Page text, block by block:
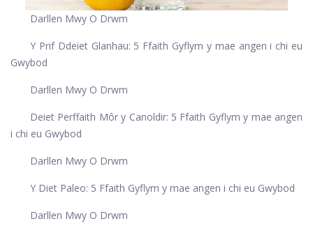
Darllen Mwy O Drwm
Y Prif Ddeiet Glanhau: 5 Ffaith Gyflym y mae angen i chi eu
Gwybod
Darllen Mwy O Drwm
Deiet Perffaith Môr y Canoldir: 5 Ffaith Gyflym y mae angen
i chi eu Gwybod
Darllen Mwy O Drwm
Y Diet Paleo: 5 Ffaith Gyflym y mae angen i chi eu Gwybod
Darllen Mwy O Drwm